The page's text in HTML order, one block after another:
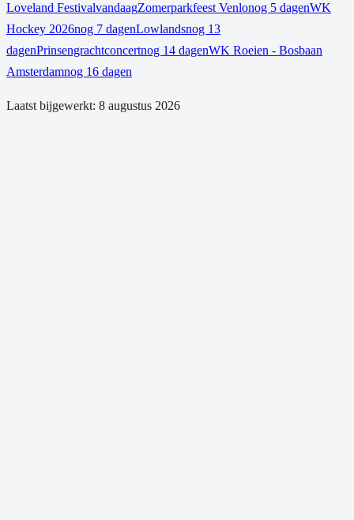
Loveland FestivalvandaagZomerparkfeest Venlonog 5 dagenWK
Hockey 2026nog 7 dagenLowlandsnog 13
dagenPrinsengrachtconcertnog 14 dagenWK Roeien - Bosbaan
Amsterdamnog 16 dagen
Laatst bijgewerkt: 8 augustus 2026